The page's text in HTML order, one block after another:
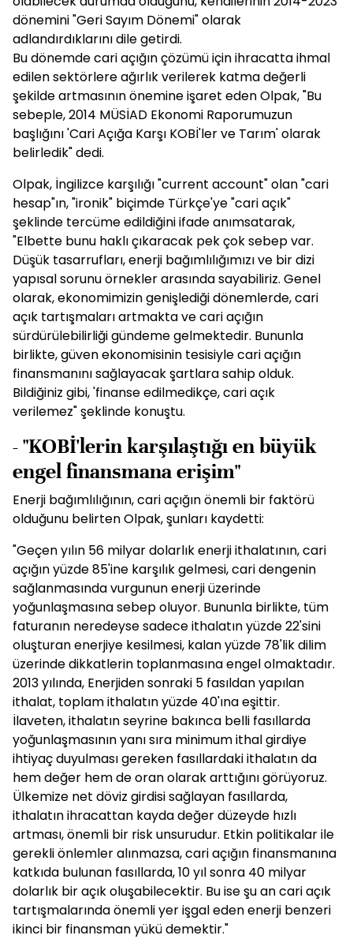
dönemini "Geri Sayım Dönemi" olarak
adlandırdıklarını dile getirdi.
Bu dönemde cari açığın çözümü için ihracatta ihmal
edilen sektörlere ağırlık verilerek katma değerli
şekilde artmasının önemine işaret eden Olpak, "Bu
sebeple, 2014 MÜSİAD Ekonomi Raporumuzun
başlığını 'Cari Açığa Karşı KOBİ'ler ve Tarım' olarak
belirledik" dedi.
Olpak, İngilizce karşılığı "current account" olan "cari
hesap"ın, "ironik" biçimde Türkçe'ye "cari açık"
şeklinde tercüme edildiğini ifade anımsatarak,
"Elbette bunu haklı çıkaracak pek çok sebep var.
Düşük tasarrufları, enerji bağımlılığımızı ve bir dizi
yapısal sorunu örnekler arasında sayabiliriz. Genel
olarak, ekonomimizin genişlediği dönemlerde, cari
açık tartışmaları artmakta ve cari açığın
sürdürülebilirliği gündeme gelmektedir. Bununla
birlikte, güven ekonomisinin tesisiyle cari açığın
finansmanını sağlayacak şartlara sahip olduk.
Bildiğiniz gibi, 'finanse edilmedikçe, cari açık
verilemez" şeklinde konuştu.
- "KOBİ'lerin karşılaştığı en büyük
engel finansmana erişim"
Enerji bağımlılığının, cari açığın önemli bir faktörü
olduğunu belirten Olpak, şunları kaydetti:
"Geçen yılın 56 milyar dolarlık enerji ithalatının, cari
açığın yüzde 85'ine karşılık gelmesi, cari dengenin
sağlanmasında vurgunun enerji üzerinde
yoğunlaşmasına sebep oluyor. Bununla birlikte, tüm
faturanın neredeyse sadece ithalatın yüzde 22'sini
oluşturan enerjiye kesilmesi, kalan yüzde 78'lik dilim
üzerinde dikkatlerin toplanmasına engel olmaktadır.
2013 yılında, Enerjiden sonraki 5 fasıldan yapılan
ithalat, toplam ithalatın yüzde 40'ına eşittir.
İlaveten, ithalatın seyrine bakınca belli fasıllarda
yoğunlaşmasının yanı sıra minimum ithal girdiye
ihtiyaç duyulması gereken fasıllardaki ithalatın da
hem değer hem de oran olarak arttığını görüyoruz.
Ülkemize net döviz girdisi sağlayan fasıllarda,
ithalatın ihracattan kayda değer düzeyde hızlı
artması, önemli bir risk unsurudur. Etkin politikalar ile
gerekli önlemler alınmazsa, cari açığın finansmanına
katkıda bulunan fasıllarda, 10 yıl sonra 40 milyar
dolarlık bir açık oluşabilecektir. Bu ise şu an cari açık
tartışmalarında önemli yer işgal eden enerji benzeri
ikinci bir finansman yükü demektir."